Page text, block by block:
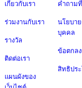
เกี่ยวกับเรา
ร่วมงานกับเรา
รางวัล
ติดต่อเรา
แผนผังของ
คำถาม
นโยบา
บุคคล
ข้อตกล
สิทธิปร